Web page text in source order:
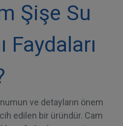
Şişe Su
Faydaları
ve detayların önem
edilen bir üründür. Cam